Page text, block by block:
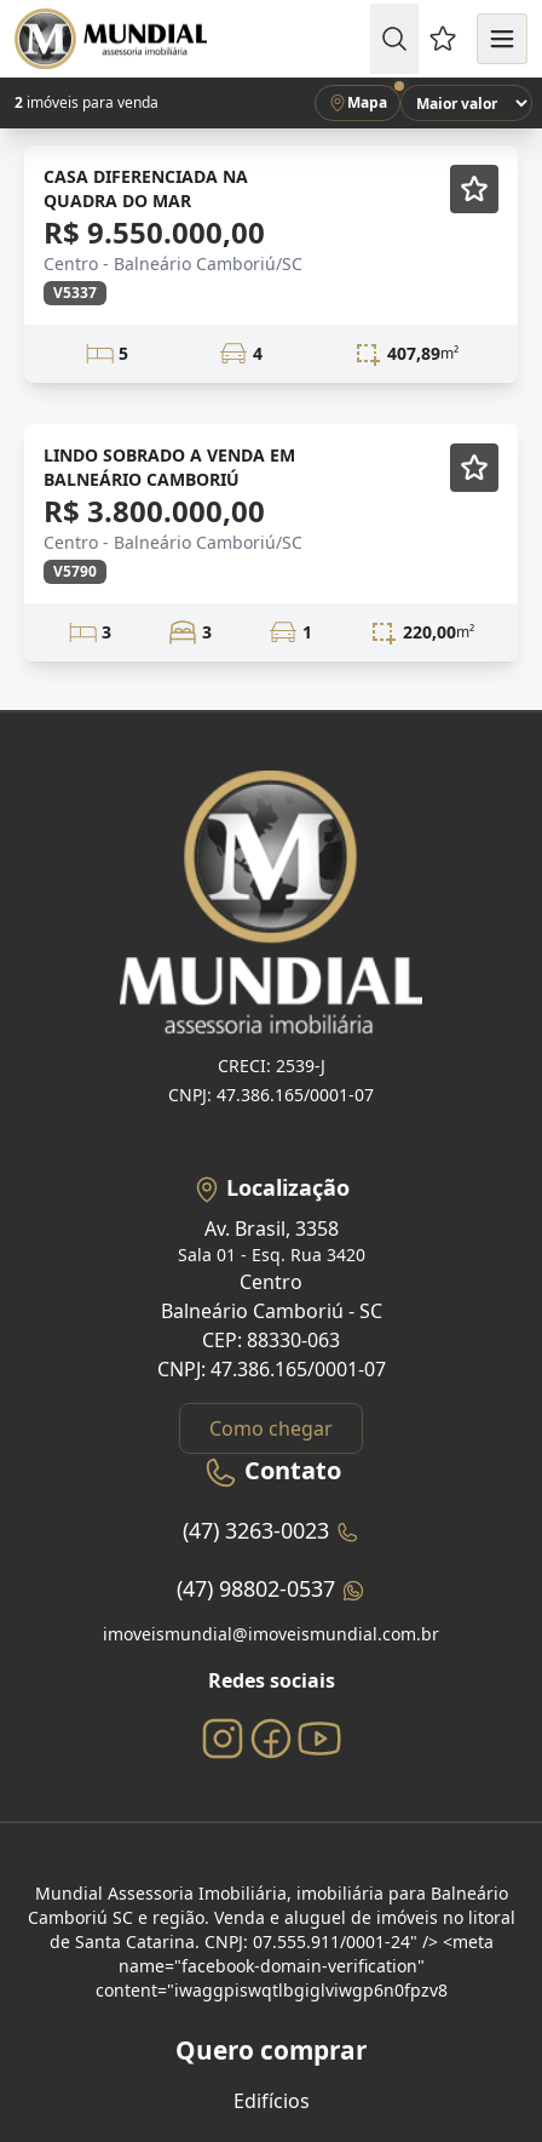
Favoritos
2 imóveis para venda Mapa
VENDA Semi-mobiliado
CASA DIFERENCIADA NA
QUADRA DO MAR
R$ 9.550.000,00
Centro - Balneário Camboriú/SC
V5337
5 4 407,89m²
NOVIDADE
LINDO SOBRADO A VENDA EM
BALNEÁRIO CAMBORIÚ
R$ 3.800.000,00
Centro - Balneário Camboriú/SC
V5790
3 3 1 220,00m²
CRECI: 2539-J
CNPJ: 47.386.165/0001-07
Localização
Av. Brasil, 3358
Sala 01 - Esq. Rua 3420
Centro
Balneário Camboriú - SC
CEP: 88330-063
CNPJ: 47.386.165/0001-07
Como chegar
Contato
(47) 3263-0023
(47) 98802-0537
imoveismundial@imoveismundial.com.br
Redes sociais
Mundial Assessoria Imobiliária, imobiliária para Balneário
Camboriú SC e região. Venda e aluguel de imóveis no litoral
de Santa Catarina. CNPJ: 07.555.911/0001-24" /> <meta
name="facebook-domain-verification"
content="iwaggpiswqtlbgiglviwgp6n0fpzv8
Quero comprar
Edifícios